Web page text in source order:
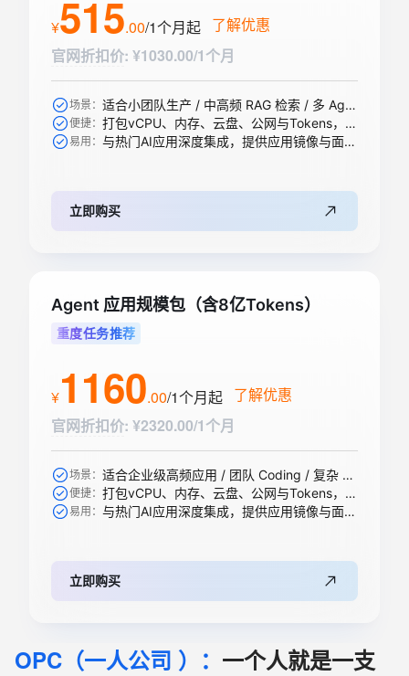
¥515.00/1个月起 了解优惠
官网折扣价: ¥1030.00/1个月
场景： 适合小团队生产 / 中高频 RAG 检索 / 多 Agent 协作等
便捷： 打包vCPU、内存、云盘、公网与Tokens，一步到位
易用： 与热门AI应用深度集成，提供应用镜像与面板，开箱即用
立即购买
Agent 应用规模包（含8亿Tokens）
重度任务推荐
¥1160.00/1个月起 了解优惠
官网折扣价: ¥2320.00/1个月
场景： 适合企业级高频应用 / 团队 Coding / 复杂 Agent / 大规模 RAG 引擎等
便捷： 打包vCPU、内存、云盘、公网与Tokens，一步到位
易用： 与热门AI应用深度集成，提供应用镜像与面板，开箱即用
立即购买
OPC（一人公司 ）： 一个人就是一支